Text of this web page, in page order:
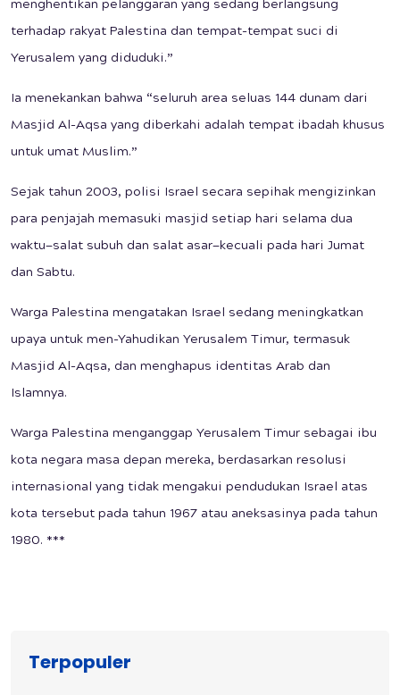
menghentikan pelanggaran yang sedang berlangsung
terhadap rakyat Palestina dan tempat-tempat suci di
Yerusalem yang diduduki.”
Ia menekankan bahwa “seluruh area seluas 144 dunam dari
Masjid Al-Aqsa yang diberkahi adalah tempat ibadah khusus
untuk umat Muslim.”
Sejak tahun 2003, polisi Israel secara sepihak mengizinkan
para penjajah memasuki masjid setiap hari selama dua
waktu—salat subuh dan salat asar—kecuali pada hari Jumat
dan Sabtu.
Warga Palestina mengatakan Israel sedang meningkatkan
upaya untuk men-Yahudikan Yerusalem Timur, termasuk
Masjid Al-Aqsa, dan menghapus identitas Arab dan
Islamnya.
Warga Palestina menganggap Yerusalem Timur sebagai ibu
kota negara masa depan mereka, berdasarkan resolusi
internasional yang tidak mengakui pendudukan Israel atas
kota tersebut pada tahun 1967 atau aneksasinya pada tahun
1980. ***
Terpopuler